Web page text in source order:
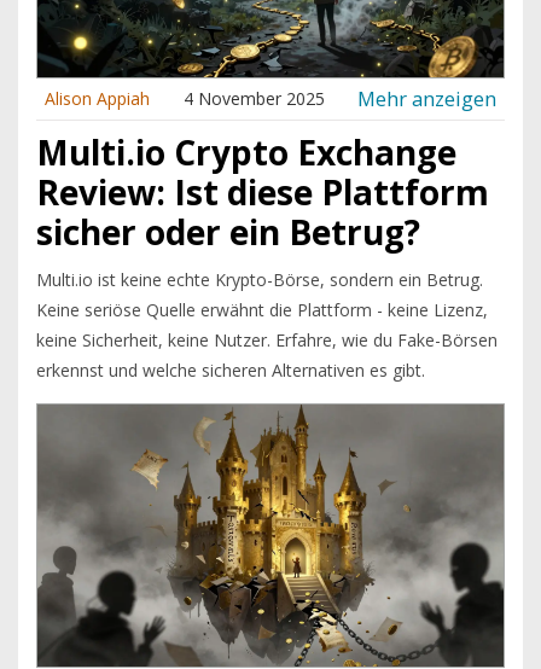
Alison Appiah 4 November 2025 Mehr anzeigen
Multi.io Crypto Exchange
Review: Ist diese Plattform
sicher oder ein Betrug?
Multi.io ist keine echte Krypto-Börse, sondern ein Betrug.
Keine seriöse Quelle erwähnt die Plattform - keine Lizenz,
keine Sicherheit, keine Nutzer. Erfahre, wie du Fake-Börsen
erkennst und welche sicheren Alternativen es gibt.